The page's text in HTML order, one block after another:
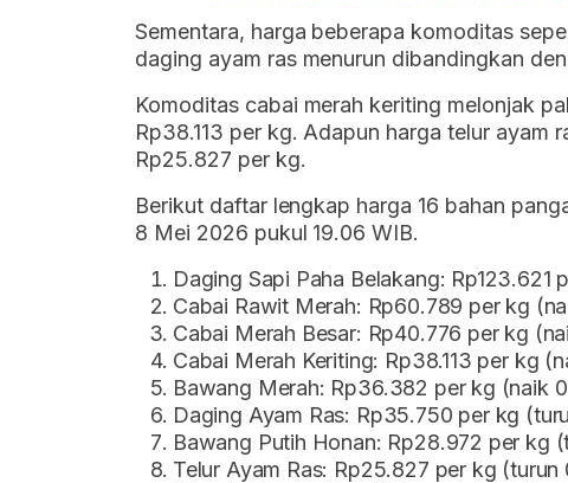
Sementara, harga beberapa komoditas
daging ayam ras menurun dibandingkan
Komoditas cabai merah keriting melonjak
Rp38.113 per kg. Adapun harga telur ayam
Rp25.827 per kg.
Berikut daftar lengkap harga 16 bahan
8 Mei 2026 pukul 19.06 WIB.
Daging Sapi Paha Belakang: Rp123.621
Cabai Rawit Merah: Rp60.789 per kg
Cabai Merah Besar: Rp40.776 per kg
Cabai Merah Keriting: Rp38.113 per kg
Bawang Merah: Rp36.382 per kg (naik
Daging Ayam Ras: Rp35.750 per kg
Bawang Putih Honan: Rp28.972 per kg
Telur Ayam Ras: Rp25.827 per kg (turun